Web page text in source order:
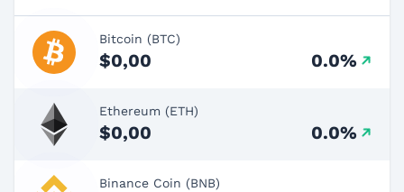
Bitcoin (BTC)
$0,00 0.0%
Ethereum (ETH)
$0,00 0.0%
Binance Coin (BNB)